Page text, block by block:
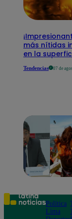
más nítidas
en la
Tendencias 07 de
Política
Lima